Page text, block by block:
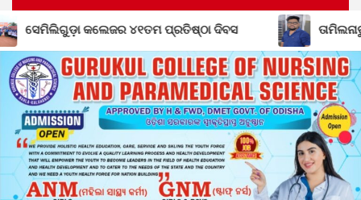
ଦିବସ ତାମିଲନାଡୁରେ ଦାଦନ ଶ୍ରମିକଙ୍କ ମୃତ୍ୟୁ;